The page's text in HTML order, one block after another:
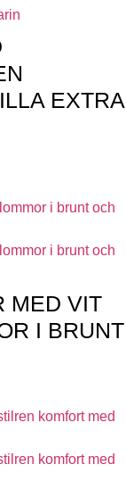
EXTRA
MED VIT
I BRUNT